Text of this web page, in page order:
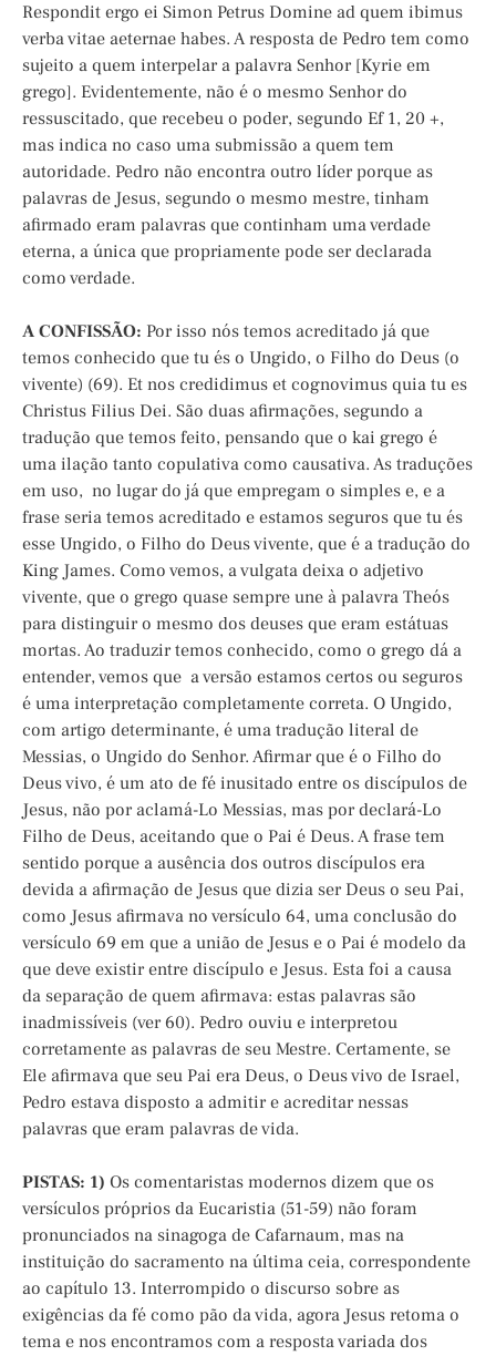
Respondit ergo ei Simon Petrus Domine ad quem ibimus
verba vitae aeternae habes. A resposta de Pedro tem como
sujeito a quem interpelar a palavra Senhor [Kyrie em
grego]. Evidentemente, não é o mesmo Senhor do
ressuscitado, que recebeu o poder, segundo Ef 1, 20 +,
mas indica no caso uma submissão a quem tem
autoridade. Pedro não encontra outro líder porque as
palavras de Jesus, segundo o mesmo mestre, tinham
afirmado eram palavras que continham uma verdade
eterna, a única que propriamente pode ser declarada
como verdade.
A CONFISSÃO: Por isso nós temos acreditado já que
temos conhecido que tu és o Ungido, o Filho do Deus (o
vivente) (69). Et nos credidimus et cognovimus quia tu es
Christus Filius Dei. São duas afirmações, segundo a
tradução que temos feito, pensando que o kai grego é
uma ilação tanto copulativa como causativa. As traduções
em uso, no lugar do já que empregam o simples e, e a
frase seria temos acreditado e estamos seguros que tu és
esse Ungido, o Filho do Deus vivente, que é a tradução do
King James. Como vemos, a vulgata deixa o adjetivo
vivente, que o grego quase sempre une à palavra Theós
para distinguir o mesmo dos deuses que eram estátuas
mortas. Ao traduzir temos conhecido, como o grego dá a
entender, vemos que a versão estamos certos ou seguros
é uma interpretação completamente correta. O Ungido,
com artigo determinante, é uma tradução literal de
Messias, o Ungido do Senhor. Afirmar que é o Filho do
Deus vivo, é um ato de fé inusitado entre os discípulos de
Jesus, não por aclamá-Lo Messias, mas por declará-Lo
Filho de Deus, aceitando que o Pai é Deus. A frase tem
sentido porque a ausência dos outros discípulos era
devida a afirmação de Jesus que dizia ser Deus o seu Pai,
como Jesus afirmava no versículo 64, uma conclusão do
versículo 69 em que a união de Jesus e o Pai é modelo da
que deve existir entre discípulo e Jesus. Esta foi a causa
da separação de quem afirmava: estas palavras são
inadmissíveis (ver 60). Pedro ouviu e interpretou
corretamente as palavras de seu Mestre. Certamente, se
Ele afirmava que seu Pai era Deus, o Deus vivo de Israel,
Pedro estava disposto a admitir e acreditar nessas
palavras que eram palavras de vida.
PISTAS: 1) Os comentaristas modernos dizem que os
versículos próprios da Eucaristia (51-59) não foram
pronunciados na sinagoga de Cafarnaum, mas na
instituição do sacramento na última ceia, correspondente
ao capítulo 13. Interrompido o discurso sobre as
exigências da fé como pão da vida, agora Jesus retoma o
tema e nos encontramos com a resposta variada dos